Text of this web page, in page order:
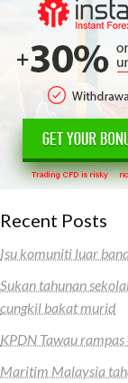
Recent Posts
Isu komuniti luar
Sukan tahunan
cungkil bakat murid
KPDN Tawau
Maritim Malaysia